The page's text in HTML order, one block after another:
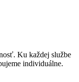
Ku každej službe
individuálne.